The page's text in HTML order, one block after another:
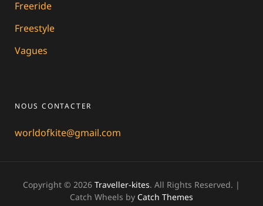
Freeride
Freestyle
Vagues
NOUS CONTACTER
worldofkite@gmail.com
Copyright © 2026 Traveller-kites. All Rights Reserved. |
Catch Wheels by Catch Themes